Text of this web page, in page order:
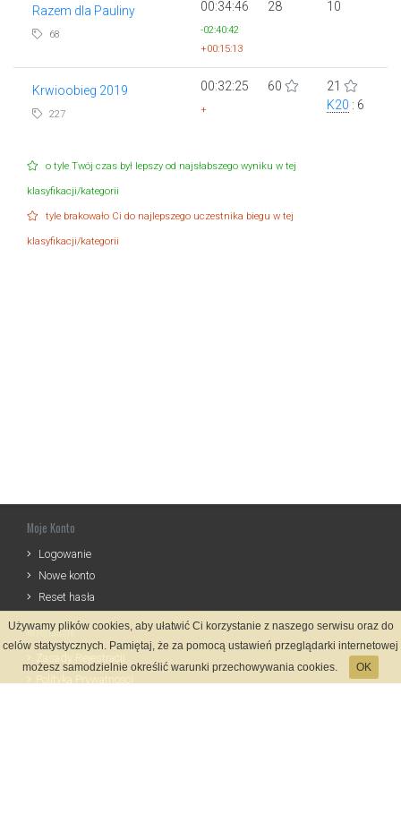
Razem dla Pauliny
68
00:34:46
-02:40:42
+00:15:13
28 10
Krwioobieg 2019
227
00:32:25
+
60
21
K20 : 6
o tyle Twój czas był lepszy od najsłabszego wyniku w tej
klasyfikacji/kategorii
tyle brakowało Ci do najlepszego uczestnika biegu w tej
klasyfikacji/kategorii
Moje Konto
Logowanie
Nowe konto
Reset hasła
Informacje
Używamy plików cookies, aby ułatwić Ci korzystanie z naszego serwisu oraz do
celów statystycznych. Pamiętaj, że za pomocą ustawień przeglądarki internetowej
możesz samodzielnie określić warunki przechowywania cookies.
OK